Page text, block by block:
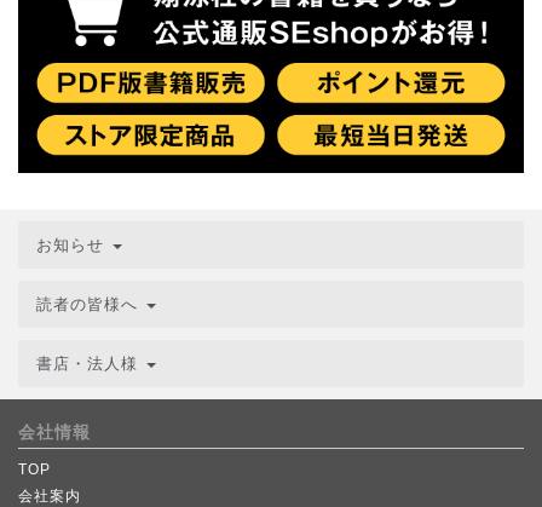
お知らせ
読者の皆様へ
書店・法人様
会社情報
TOP
会社案内